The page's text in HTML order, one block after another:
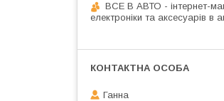
ВСЕ В АВТО - інтернет-
електроніки та аксесуарів в
Ганна